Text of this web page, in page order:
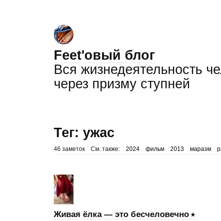
Feet'овый блог
Вся жизнедеятельность
через призму ступней
Тег: ужас
46 заметок См. также: 2024 фильм 2013 маразм
Живая ёлка — это бесчеловечно